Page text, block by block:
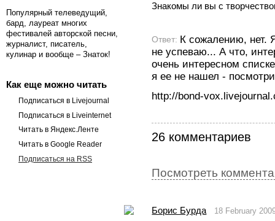
Популярный телеведущий,
бард, лауреат многих
фестивалей авторской песни,
журналист, писатель,
кулинар и вообще – Знаток!
Как еще можно читать
Подписаться в Livejournal
Подписаться в Liveinternet
Читать в Яндекс.Ленте
Читать в Google Reader
Подписаться на RSS
Знакомы ли вы с
Ответ: К сожалению, нет.
не успеваю... А что,
очень интересном
я ее не нашел -
http://bond-
26 комментариев
Посмотреть
Борис Бурда 18 February